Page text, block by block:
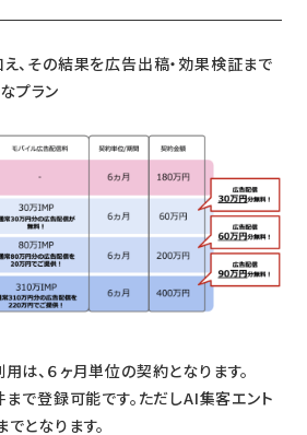
、その結果を広告出稿・効果検証まで
プラン
は、６ヶ月単位の契約となります。
で登録可能です。ただしAI集客エント
となります。